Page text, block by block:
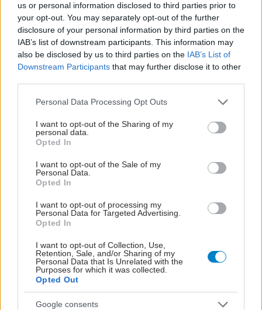
us or personal information disclosed to third parties prior to
your opt-out. You may separately opt-out of the further
disclosure of your personal information by third parties on the
IAB’s list of downstream participants. This information may
also be disclosed by us to third parties on the IAB’s List of
Downstream Participants that may further disclose it to other
Please note that this website/app uses one or more Google
not limited to your visit or usage behaviour. You may click to
grant or deny consent to Google and its third-party tags to
use your data for below specified purposes in below Google
consent section.
Personal Data Processing Opt Outs
I want to opt-out of the Sharing of my
personal data.
Opted In
I want to opt-out of the Sale of my
Personal Data.
Opted In
I want to opt-out of processing my
Personal Data for Targeted Advertising.
Opted In
I want to opt-out of Collection, Use,
Retention, Sale, and/or Sharing of my
Personal Data that Is Unrelated with the
Purposes for which it was collected.
Opted Out
Google consents